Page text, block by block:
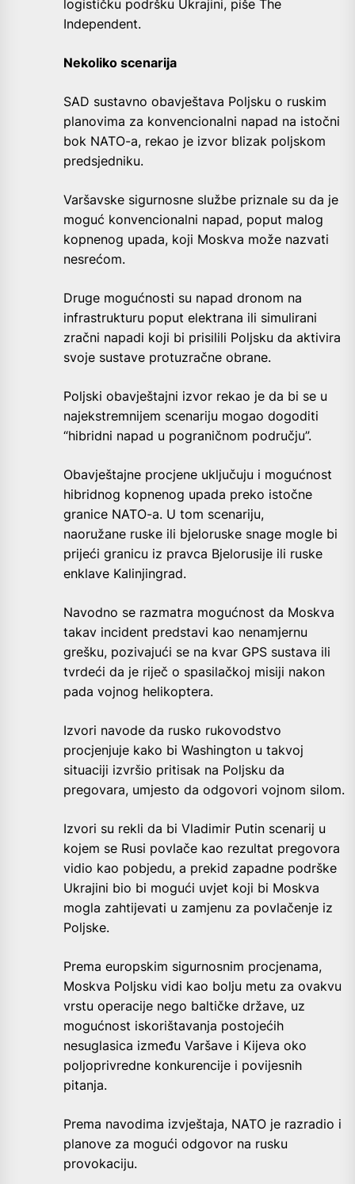
logističku podršku Ukrajini, piše The
Independent.
Nekoliko scenarija
SAD sustavno obavještava Poljsku o ruskim
planovima za konvencionalni napad na istočni
bok NATO-a, rekao je izvor blizak poljskom
predsjedniku.
Varšavske sigurnosne službe priznale su da je
moguć konvencionalni napad, poput malog
kopnenog upada, koji Moskva može nazvati
nesrećom.
Druge mogućnosti su napad dronom na
infrastrukturu poput elektrana ili simulirani
zračni napadi koji bi prisilili Poljsku da aktivira
svoje sustave protuzračne obrane.
Poljski obavještajni izvor rekao je da bi se u
najekstremnijem scenariju mogao dogoditi
“hibridni napad u pograničnom području”.
Obavještajne procjene uključuju i mogućnost
hibridnog kopnenog upada preko istočne
granice NATO-a. U tom scenariju,
naoružane ruske ili bjeloruske snage mogle bi
prijeći granicu iz pravca Bjelorusije ili ruske
enklave Kalinjingrad.
Navodno se razmatra mogućnost da Moskva
takav incident predstavi kao nenamjernu
grešku, pozivajući se na kvar GPS sustava ili
tvrdeći da je riječ o spasilačkoj misiji nakon
pada vojnog helikoptera.
Izvori navode da rusko rukovodstvo
procjenjuje kako bi Washington u takvoj
situaciji izvršio pritisak na Poljsku da
pregovara, umjesto da odgovori vojnom silom.
Izvori su rekli da bi Vladimir Putin scenarij u
kojem se Rusi povlače kao rezultat pregovora
vidio kao pobjedu, a prekid zapadne podrške
Ukrajini bio bi mogući uvjet koji bi Moskva
mogla zahtijevati u zamjenu za povlačenje iz
Poljske.
Prema europskim sigurnosnim procjenama,
Moskva Poljsku vidi kao bolju metu za ovakvu
vrstu operacije nego baltičke države, uz
mogućnost iskorištavanja postojećih
nesuglasica između Varšave i Kijeva oko
poljoprivredne konkurencije i povijesnih
pitanja.
Prema navodima izvještaja, NATO je razradio i
planove za mogući odgovor na rusku
provokaciju.